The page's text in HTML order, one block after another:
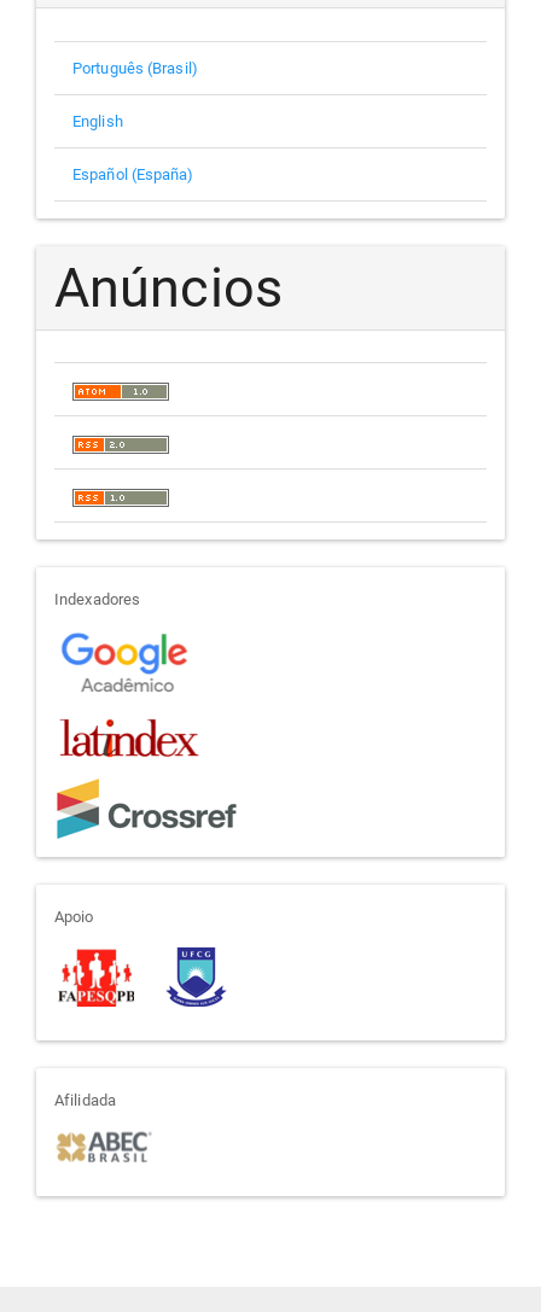
Português (Brasil)
English
Español (España)
Anúncios
indexadores
Indexadores
apoio
Apoio
afiliada
Afilidada